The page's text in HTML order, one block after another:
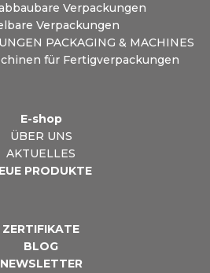
Verpackungen
Verpackungen
PACKAGING & MACHINES
für Fertigverpackungen
E-shop
ÜBER UNS
AKTUELLES
PRODUKTE
ZERTIFIKATE
BLOG
NEWSLETTER